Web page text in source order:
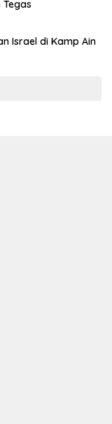
Tegas
Israel di Kamp Ain